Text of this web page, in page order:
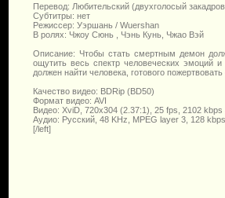
Перевод: Любительский (двухголосый
Cубтитры: нет
Режиссер: Уэршань / Wuershan
В ролях: Чжоу Сюнь , Чэнь Кунь, Чжао Вэй
Описание: Чтобы стать смертным демон
ощутить весь спектр человеческих эмоций
должен найти человека, готового
Качество видео: BDRip (BD50)
Формат видео: AVI
Видео: XviD, 720x304 (2.37:1), 25 fps, 2102 kbps
Аудио: Русский, 48 KHz, MPEG layer 3, 128 kbps
[/left]